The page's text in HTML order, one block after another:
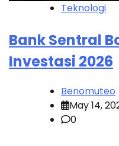
Teknologi
Bank Sentral
Investasi 2026
Benomuteo
May 14,
0